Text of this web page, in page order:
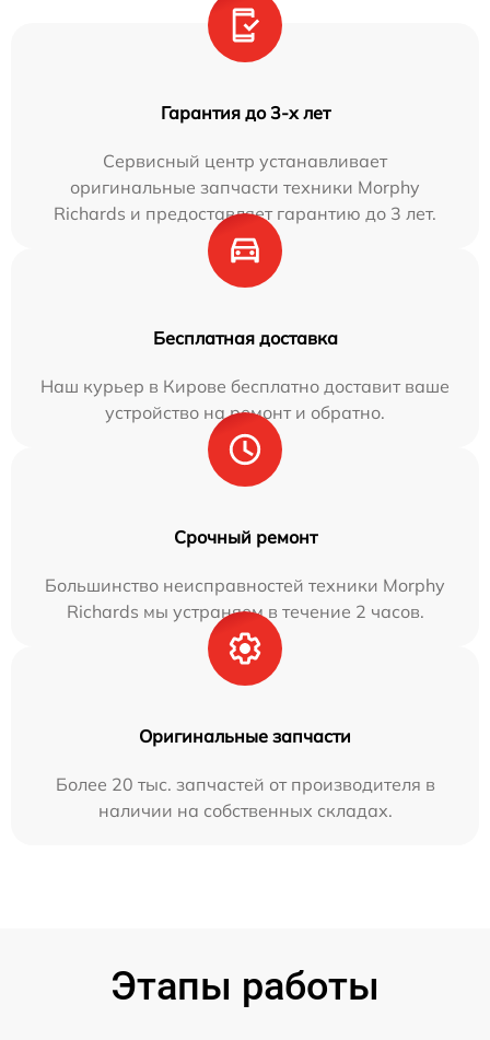
Гарантия до 3-х лет
Сервисный центр устанавливает
оригинальные запчасти техники Morphy
Richards и предоставляет гарантию до 3 лет.
Бесплатная доставка
Наш курьер в Кирове бесплатно доставит ваше
устройство на ремонт и обратно.
Срочный ремонт
Большинство неисправностей техники Morphy
Richards мы устраняем в течение 2 часов.
Оригинальные запчасти
Более 20 тыс. запчастей от производителя в
наличии на собственных складах.
Этапы работы